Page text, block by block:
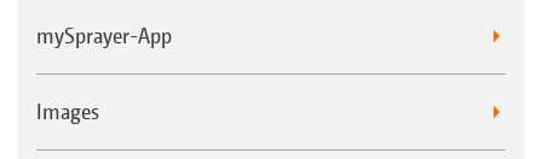
mySprayer-App
Images